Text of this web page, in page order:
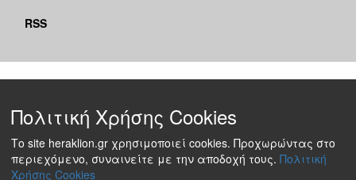
RSS
Πολιτική Χρήσης Cookies
Το site heraklion.gr χρησιμοποιεί cookies. Προχωρώντας στο
περιεχόμενο, συναινείτε με την αποδοχή τους. Πολιτική
Χρήσης Cookies